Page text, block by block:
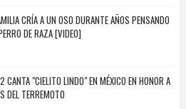
CRÍA A UN OSO DURANTE AÑOS PENSANDO
DE RAZA [VIDEO]
CANTA "CIELITO LINDO" EN MÉXICO EN HONOR A
DEL TERREMOTO